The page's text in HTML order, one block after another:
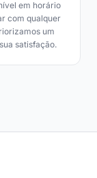
em horário
com qualquer
um
satisfação.